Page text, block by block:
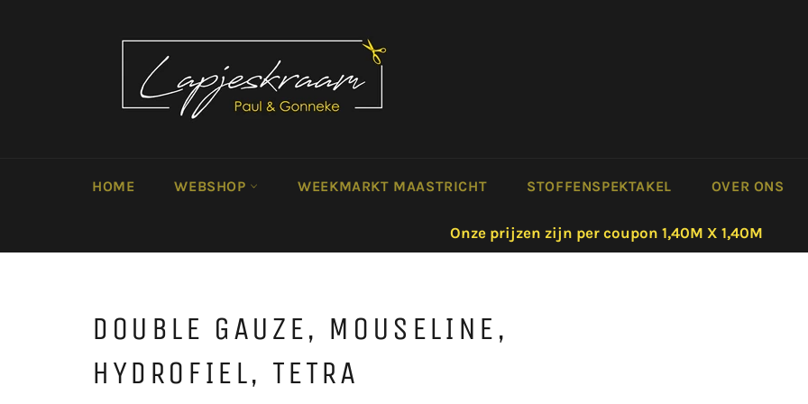
HOME WEBSHOP WEEKMARKT MAASTRICHT STOFFENSPEKTAKEL OVER ONS
Onze prijzen zijn per coupon 1,40M X 1,40M
DOUBLE GAUZE, MOUSELINE,
HYDROFIEL, TETRA